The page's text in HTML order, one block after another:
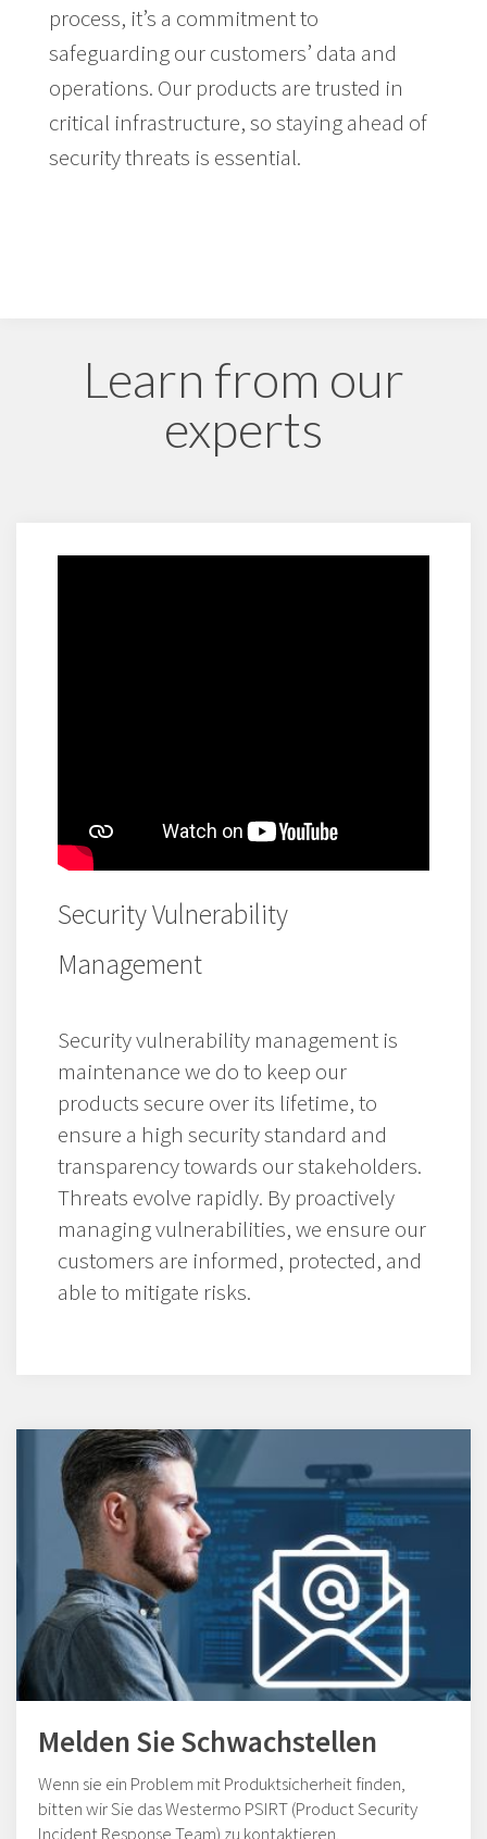
process, it’s a commitment to
safeguarding our customers’ data and
operations. Our products are trusted in
critical infrastructure, so staying ahead of
security threats is essential.
Learn from our
experts
Security Vulnerability
Management
Security vulnerability management is
maintenance we do to keep our
products secure over its lifetime, to
ensure a high security standard and
transparency towards our stakeholders.
Threats evolve rapidly. By proactively
managing vulnerabilities, we ensure our
customers are informed, protected, and
able to mitigate risks.
Melden Sie Schwachstellen
Wenn sie ein Problem mit Produktsicherheit finden,
bitten wir Sie das Westermo PSIRT (Product Security
Incident Response Team) zu kontaktieren.